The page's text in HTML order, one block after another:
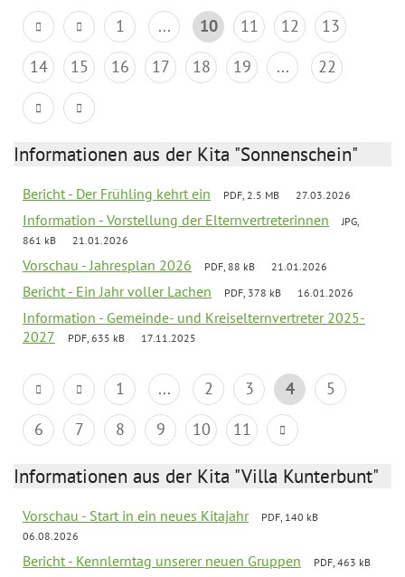
1 ... 10 11 12
13
14
15 16 17 18 19 ... 22
Informationen aus der Kita "Sonnenschein"
Bericht - Der Frühling kehrt ein PDF, 2.5 MB 27.03.2026
Information - Vorstellung der Elternvertreterinnen
JPG,
861 kB
21.01.2026
Vorschau - Jahresplan 2026 PDF, 88 kB 21.01.2026
Bericht - Ein Jahr voller Lachen PDF, 378 kB 16.01.2026
Information - Gemeinde- und Kreiselternvertreter 2025-
2027
PDF, 635 kB 17.11.2025
1 ... 2 3 4
5
6
7 8 9 10 11
Informationen aus der Kita "Villa Kunterbunt"
Vorschau - Start in ein neues Kitajahr
PDF, 140 kB
06.08.2026
Bericht - Kennlerntag unserer neuen Gruppen
PDF, 463 kB